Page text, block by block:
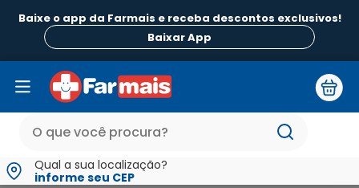
Baixe o app da Farmais e receba descontos exclusivos!
Baixar App
Qual a sua localização?
informe seu CEP